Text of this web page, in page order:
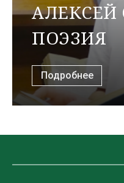
АЛЕКСЕЙ
ПОЭЗИЯ
Подробнее